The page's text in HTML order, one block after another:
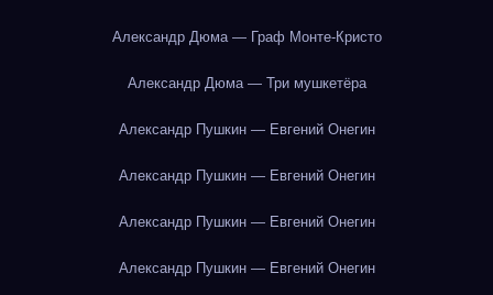
Александр Дюма — Граф Монте-Кристо
Александр Дюма — Три мушкетёра
Александр Пушкин — Евгений Онегин
Александр Пушкин — Евгений Онегин
Александр Пушкин — Евгений Онегин
Александр Пушкин — Евгений Онегин